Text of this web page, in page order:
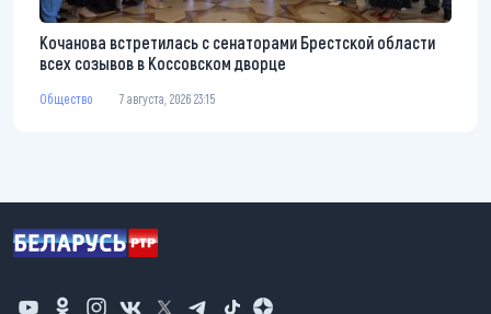
Кочанова встретилась с сенаторами Брестской области
всех созывов в Коссовском дворце
Общество 7 августа, 2026 23:15